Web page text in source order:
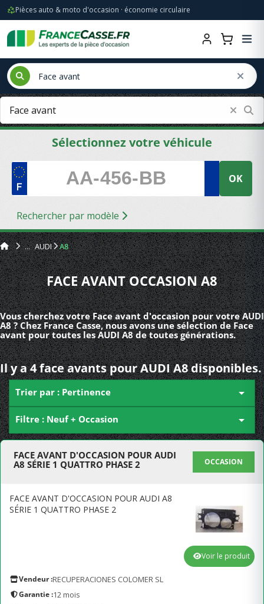
Pièces auto & moto d'occasion · économie circulaire
Sélectionnez votre véhicule
OK
Rechercher par modèle
AUDI A8
FACE AVANT OCCASION A8
Vous cherchez votre Face avant d'occasion pour votre AUDI
A8 ? Chez France Casse, nous avons une sélection de Face
avant pour toutes les AUDI A8 de toutes générations.
Il y a 4 face avants pour AUDI A8 disponibles.
Trier par : Pertinence 
Filtre : Neuf + Occasion 
FACE AVANT D'OCCASION POUR AUDI
A8 SÉRIE 1 QUATTRO PHASE 2
OCCASION
FACE AVANT D'OCCASION POUR AUDI A8
SÉRIE 1 QUATTRO PHASE 2
Vendeur :RECUPERACIONES COLOMER SL
Garantie :12 mois
Voir le produit